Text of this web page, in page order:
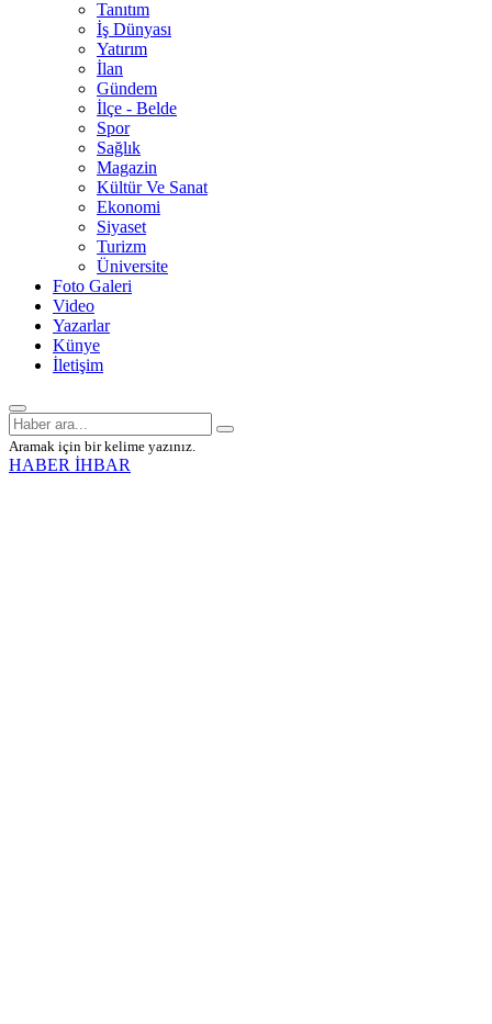
Tanıtım
İş Dünyası
Yatırım
İlan
Gündem
İlçe - Belde
Spor
Sağlık
Magazin
Kültür Ve Sanat
Ekonomi
Siyaset
Turizm
Üniversite
Foto Galeri
Video
Yazarlar
Künye
İletişim
Aramak için bir kelime yazınız.
HABER İHBAR